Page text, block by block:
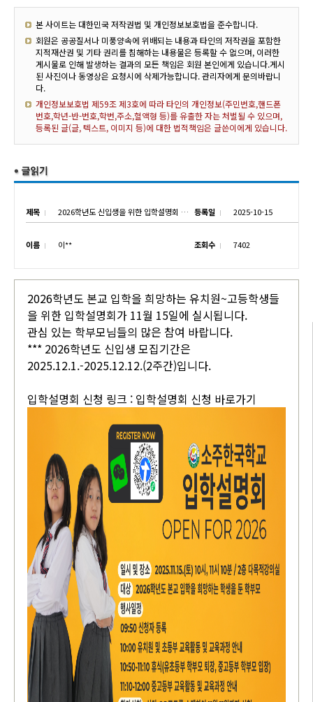
본 사이트는 대한민국 저작권법 및 개인정보보호법을 준수합니다.
회원은 공공질서나 미풍양속에 위배되는 내용과 타인의 저작권을 포함한
지적재산권 및 기타 권리를 침해하는 내용물은 등록할 수 없으며, 이러한
게시물로 인해 발생하는 결과의 모든 책임은 회원 본인에게 있습니다.게시
된 사진이나 동영상은 요청시에 삭제가능합니다. 관리자에게 문의바랍니
다.
개인정보보호법 제59조 제3호에 따라 타인의 개인정보(주민번호,핸드폰
번호,학년-반-번호,학번,주소,혈액형 등)를 유출한 자는 처벌될 수 있으며,
등록된 글(글, 텍스트, 이미지 등)에 대한 법적책임은 글쓴이에게 있습니다.
제목 2026학년도 신입생을 위한 입학설명회 실시 등록일 2025-10-15
이름 이** 조회수 7402
2026학년도 본교 입학을 희망하는 유치원~고등학생들
을 위한 입학설명회가 11월 15일에 실시됩니다.
관심 있는 학부모님들의 많은 참여 바랍니다.
*** 2026학년도 신입생 모집기간은
2025.12.1.-2025.12.12.(2주간)입니다.
입학설명회 신청 링크 : 입학설명회 신청 바로가기